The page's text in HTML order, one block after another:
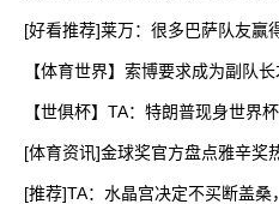
[好看推荐]莱万：很多巴萨队友赢
【体育世界】索博要求成为副队
【世俱杯】TA：特朗普现身世界
[体育资讯]金球奖官方盘点雅辛奖
[推荐]TA：水晶宫决定不买断盖